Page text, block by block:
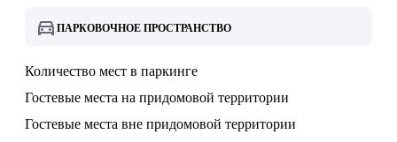
ПАРКОВОЧНОЕ ПРОСТРАНСТВО
Количество мест в паркинге
Гостевые места на придомовой территории
Гостевые места вне придомовой территории